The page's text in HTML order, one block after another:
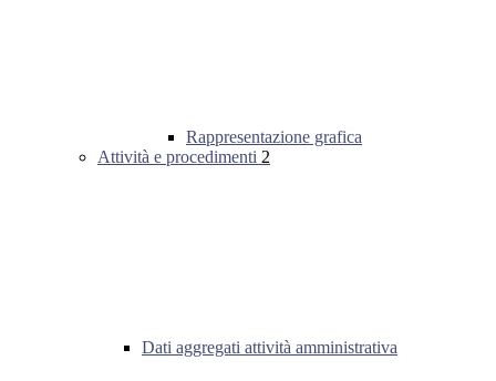
Rappresentazione grafica
Attività e procedimenti 2
Dati aggregati attività amministrativa